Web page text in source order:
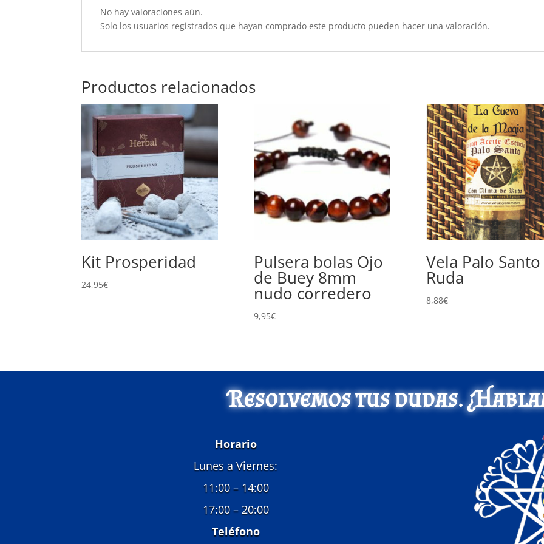
No hay valoraciones aún.
Solo los usuarios registrados que hayan comprado este producto pueden hacer una valoración.
Productos relacionados
Kit Prosperidad
24,95€
Pulsera bolas Ojo
de Buey 8mm
nudo corredero
9,95€
Vela Palo Santo
Ruda
8,88€
Resolvemos tus dudas.
Horario
Lunes a Viernes:
11:00 – 14:00
17:00 – 20:00
Teléfono